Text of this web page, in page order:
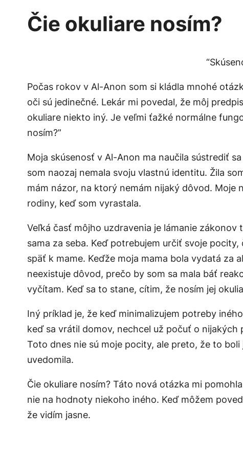
Čie okuliare nosím?
Počas rokov v Al-Anon som si kládla mnohé
oči sú jedinečné. Lekár mi povedal, že môj
okuliare niekto iný. Je veľmi ťažké normálne
nosím?”
Moja skúsenosť v Al-Anon ma naučila sústrediť
som naozaj nemala svoju vlastnú identitu. Žila
mám názor, na ktorý nemám nijaký dôvod. Moje
rodiny, keď som vyrastala.
Veľká časť môjho uzdravenia je lámanie
sama za seba. Keď potrebujem určiť svoje
späť k mame. Keďže moja mama bola vydatá
neexistuje dôvod, prečo by som sa mala báť
vyčítam. Keď sa to stane, cítim, že nosím jej
Iný príklad je, že keď minimalizujem potreby
keď sa vrátil domov, nechcel už počuť o
Toto dnes nie sú moje pocity, ale preto, že to
uvedomila.
Čie okuliare nosím? Táto nová otázka mi
nie na hodnoty niekoho iného. Keď môžem
že vidím jasne.